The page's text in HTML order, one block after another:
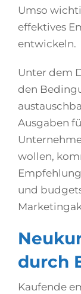
Umso
effektives
entwickeln.
Unter dem
den
Ausgaben
wollen,
und
durch
Kaufende